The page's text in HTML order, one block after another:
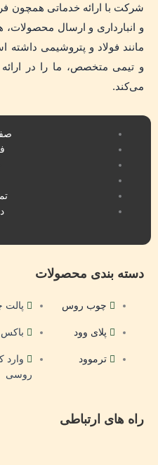
شرکت با ارائه خدماتی همچون
و انبارداری و ارسال
مانند فولاد و پتروشیمی
و تیمی متخصص، ما را در
می‌کند.
دسته بندی محصولات
چوب روس
پلای وود
ترموود
پالت
باکس
وارد
روسی
راه های ارتباطی